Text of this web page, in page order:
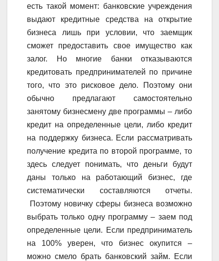
есть такой момент: банковские учреждения
выдают кредитные средства на открытие
бизнеса лишь при условии, что заемщик
сможет предоставить свое имущество как
залог. Но многие банки отказываются
кредитовать предпринимателей по причине
того, что это рисковое дело. Поэтому они
обычно предлагают самостоятельно
занятому бизнесмену две программы – либо
кредит на определенные цели, либо кредит
на поддержку бизнеса. Если рассматривать
получение кредита по второй программе, то
здесь следует понимать, что деньги будут
даны только на работающий бизнес, где
систематически составляются отчеты.
Поэтому новичку сферы бизнеса возможно
выбрать только одну программу – заем под
определенные цели. Если предприниматель
на 100% уверен, что бизнес окупится –
можно смело брать банковский займ. Если